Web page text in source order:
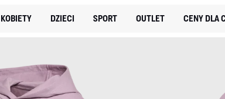
KOBIETY DZIECI SPORT OUTLET CENY DLA